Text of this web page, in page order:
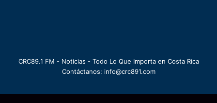
CRC89.1 FM - Noticias - Todo Lo Que Importa en Costa Rica
Contáctanos: info@crc891.com